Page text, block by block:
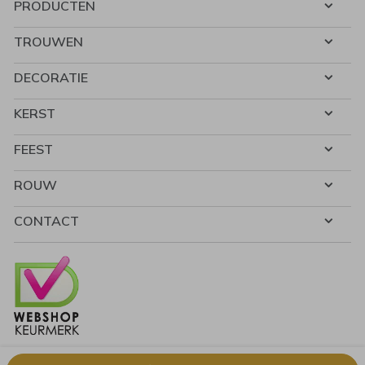
PRODUCTEN
TROUWEN
DECORATIE
KERST
FEEST
ROUW
CONTACT